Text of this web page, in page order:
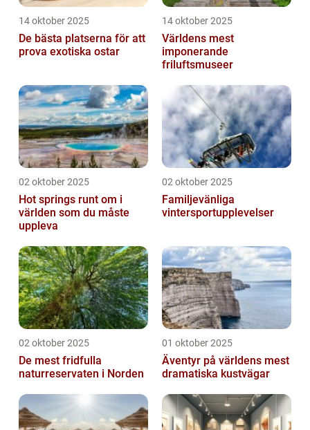
14 oktober 2025
De bästa platserna för att
prova exotiska ostar
14 oktober 2025
Världens mest
imponerande
friluftsmuseer
02 oktober 2025
Hot springs runt om i
världen som du måste
uppleva
02 oktober 2025
Familjevänliga
vintersportupplevelser
02 oktober 2025
De mest fridfulla
naturreservaten i Norden
01 oktober 2025
Äventyr på världens mest
dramatiska kustvägar